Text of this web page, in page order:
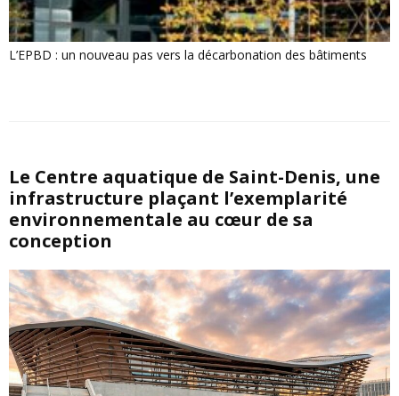
L’EPBD : un nouveau pas vers la décarbonation des bâtiments
Le Centre aquatique de Saint-Denis, une
infrastructure plaçant l’exemplarité
environnementale au cœur de sa
conception